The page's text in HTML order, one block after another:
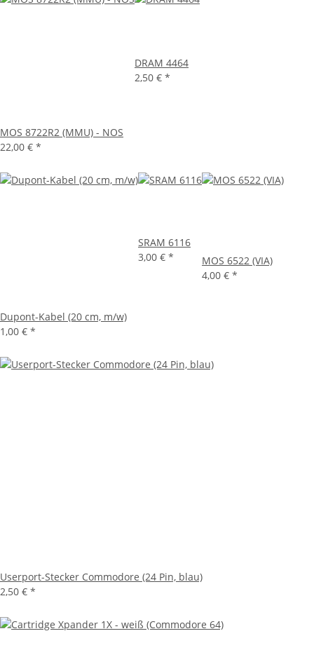
MOS 8722R2 (MMU) - NOS
22,00 € *
DRAM 4464
2,50 € *
Dupont-Kabel (20 cm, m/w)
1,00 € *
SRAM 6116
3,00 € *
MOS 6522 (VIA)
4,00 € *
Userport-Stecker Commodore (24 Pin, blau)
2,50 € *